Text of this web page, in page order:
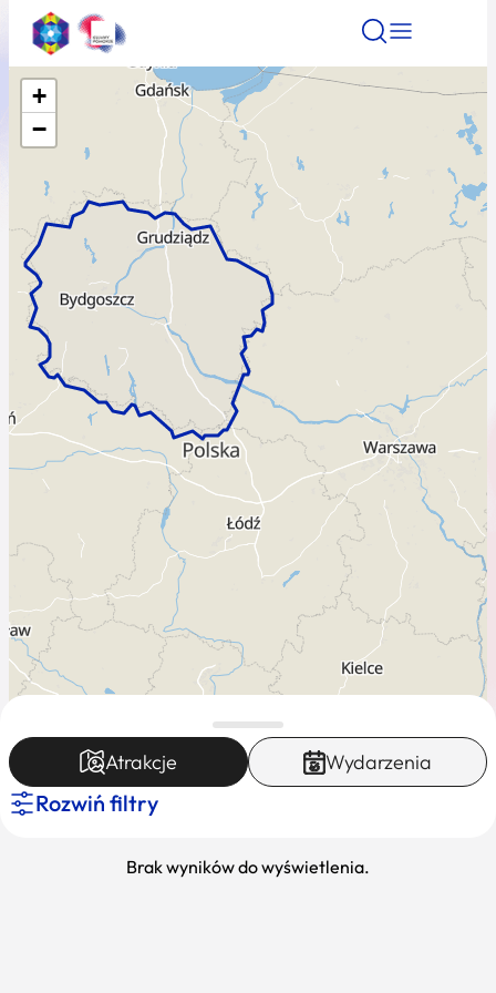
Znajdź atrakcję Znajdź artykuł Znajdź
Znajdź atrakcję
Nazwa atrakcji
Miasto
Kategoria
Wyszukaj
+
−
Leaflet|Mapa dostęna dla K-POT ©
Atrakcje Wydarzenia
Rozwiń filtry
Brak wyników do wyświetlenia.